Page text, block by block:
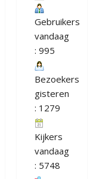
Gebruikers
vandaag
: 995
Bezoekers
gisteren
: 1279
Kijkers
vandaag
: 5748